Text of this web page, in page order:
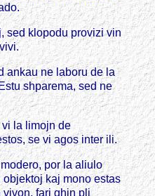
sed klopodu provizi vin
ankau ne laboru de la
shparema, sed ne
la limojn de
se vi agos inter ili.
por la aliulo
kaj mono estas
fari ghin pli